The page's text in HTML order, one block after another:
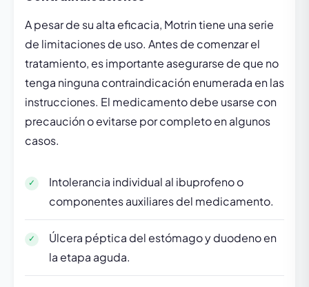
A pesar de su alta eficacia, Motrin tiene una serie
de limitaciones de uso. Antes de comenzar el
tratamiento, es importante asegurarse de que no
tenga ninguna contraindicación enumerada en las
instrucciones. El medicamento debe usarse con
precaución o evitarse por completo en algunos
casos.
Intolerancia individual al ibuprofeno o
componentes auxiliares del medicamento.
Úlcera péptica del estómago y duodeno en
la etapa aguda.